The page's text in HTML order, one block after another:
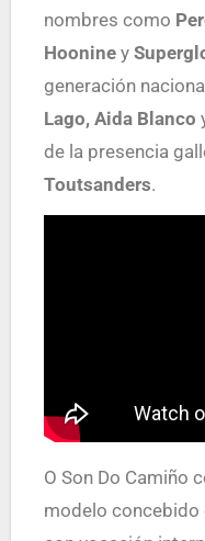
nombres como
Hooniney
generación
Lago, Aida Blanco
de la presencia
Toutsanders.
O Son Do Camiño
modelo concebido